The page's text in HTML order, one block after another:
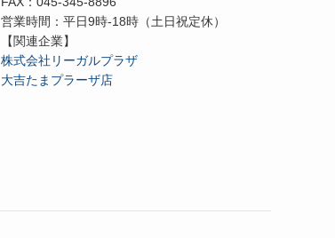
営業時間：平日9時-18時（土日祝定休）
【関連企業】
株式会社リーガルプラザ
大吉たまプラーザ店